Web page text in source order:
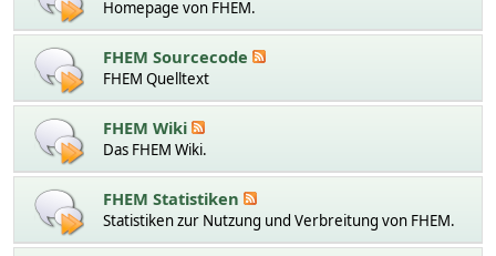
Homepage von FHEM.
FHEM Sourcecode
FHEM Quelltext
FHEM Wiki
Das FHEM Wiki.
FHEM Statistiken
Statistiken zur Nutzung und Verbreitung von FHEM.